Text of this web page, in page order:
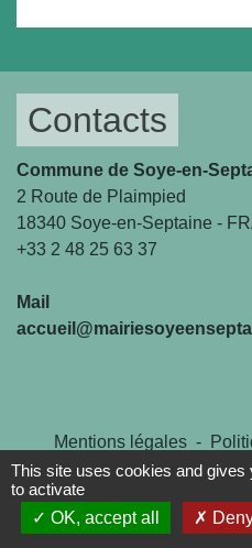
Contacts
Commune de Soye-en-
2 Route de Plaimpied
18340 Soye-en-Septaine -
+33 2 48 25 63 37
Mail
Mentions légales -
Accessibilité - Plan du
Site créé en partenariat
This site uses cookies and
to activate
OK, accept all